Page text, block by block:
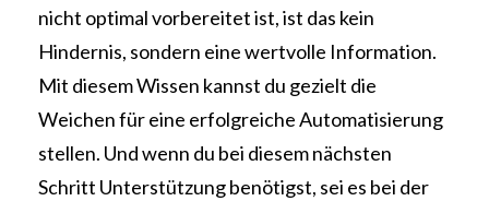
nicht optimal vorbereitet ist, ist das kein
Hindernis, sondern eine wertvolle Information.
Mit diesem Wissen kannst du gezielt die
Weichen für eine erfolgreiche Automatisierung
stellen. Und wenn du bei diesem nächsten
Schritt Unterstützung benötigst, sei es bei der